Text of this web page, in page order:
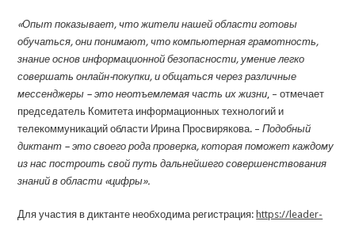
«Опыт показывает, что жители нашей области готовы
обучаться, они понимают, что компьютерная грамотность,
знание основ информационной безопасности, умение легко
совершать онлайн-покупки, и общаться через различные
мессенджеры – это неотъемлемая часть их жизни, – отмечает
председатель Комитета информационных технологий и
телекоммуникаций области Ирина Просвирякова. – Подобный
диктант – это своего рода проверка, которая поможет каждому
из нас построить свой путь дальнейшего совершенствования
знаний в области «цифры».
Для участия в диктанте необходима регистрация: https://leader-